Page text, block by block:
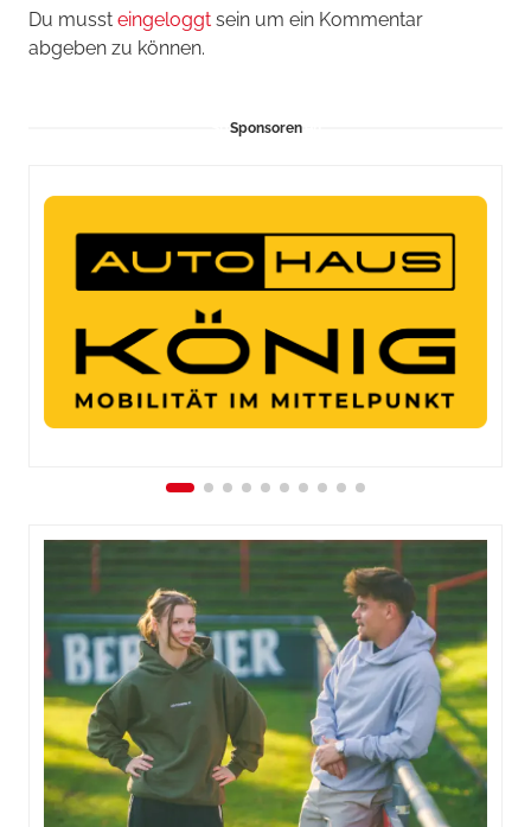
Du musst eingeloggt sein um ein Kommentar
abgeben zu können.
Sponsoren